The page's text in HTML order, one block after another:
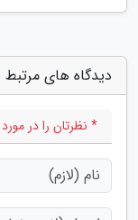
دیدگاه های مرتبط
* نظرتان را در مورد